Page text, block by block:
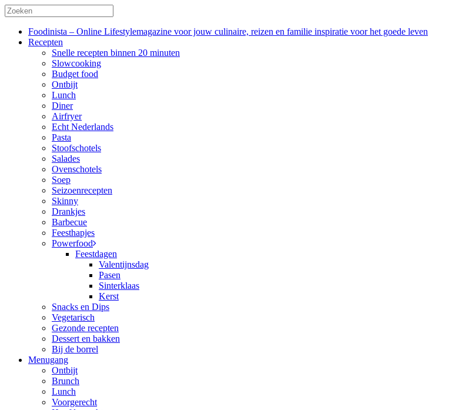
Foodinista – Online Lifestylemagazine voor jouw culinaire, reizen en familie inspiratie voor het goede leven
Recepten
Snelle recepten binnen 20 minuten
Slowcooking
Budget food
Ontbijt
Lunch
Diner
Airfryer
Echt Nederlands
Pasta
Stoofschotels
Salades
Ovenschotels
Soep
Seizoenrecepten
Skinny
Drankjes
Barbecue
Feesthapjes
Powerfood
Feestdagen
Valentijnsdag
Pasen
Sinterklaas
Kerst
Snacks en Dips
Vegetarisch
Gezonde recepten
Dessert en bakken
Bij de borrel
Menugang
Ontbijt
Brunch
Lunch
Voorgerecht